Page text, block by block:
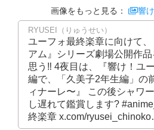
画像をもっと見る：
響
RYUSEI（りゅうせい）
ユーフォ最終楽章に向けて
アム』シリーズ劇場公開作
思う‼️ 4夜目は、『響け！ユ
編で、「久美子2年生編」の
ィナーレ〜』 この後シャワ
し遅れて鑑賞します?
終楽章 x.com/